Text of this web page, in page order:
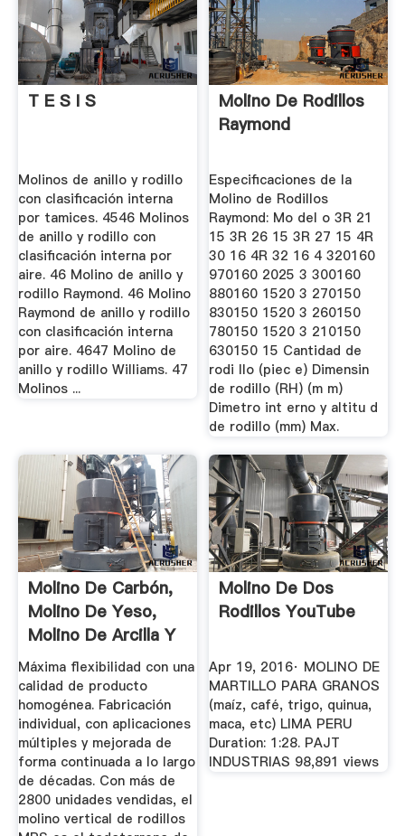
T E S I S
Molinos de anillo y rodillo
con clasificación interna
por tamices. 4546 Molinos
de anillo y rodillo con
clasificación interna por
aire. 46 Molino de anillo y
rodillo Raymond. 46 Molino
Raymond de anillo y rodillo
con clasificación interna
por aire. 4647 Molino de
anillo y rodillo Williams. 47
Molinos ...
Molino De Rodillos
Raymond
Especificaciones de la
Molino de Rodillos
Raymond: Mo del o 3R 21
15 3R 26 15 3R 27 15 4R
30 16 4R 32 16 4 320160
970160 2025 3 300160
880160 1520 3 270150
830150 1520 3 260150
780150 1520 3 210150
630150 15 Cantidad de
rodi llo (piec e) Dimensin
de rodillo (RH) (m m)
Dimetro int erno y altitu d
de rodillo (mm) Max.
Molino De Carbón,
Molino De Yeso,
Molino De Arcilla Y
Más ...
Máxima flexibilidad con una
calidad de producto
homogénea. Fabricación
individual, con aplicaciones
múltiples y mejorada de
forma continuada a lo largo
de décadas. Con más de
2800 unidades vendidas, el
molino vertical de rodillos
Molino De Dos
Rodillos YouTube
Apr 19, 2016· MOLINO DE
MARTILLO PARA GRANOS
(maíz, café, trigo, quinua,
maca, etc) LIMA PERU
Duration: 1:28. PAJT
INDUSTRIAS 98,891 views